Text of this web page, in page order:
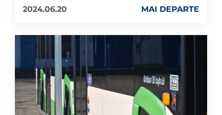
2024.06.20
MAI DEPARTE